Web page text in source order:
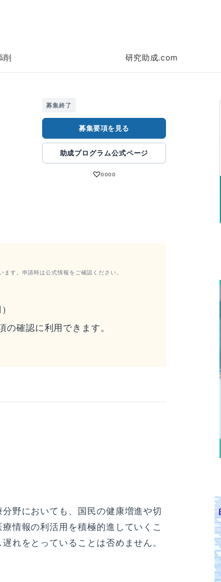
削 研究助成.com
募集終了
募集要項を見る
助成プログラム公式ページ
♡0000
す。申請時は公式情報をご確認ください。
確認に利用できます。
野においても、国民の健康増進や切
情報の利活用を積極的進していくこ
れをとっていることは否めません。